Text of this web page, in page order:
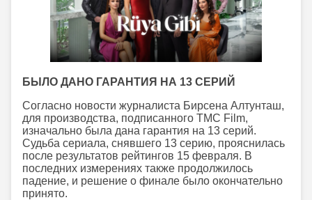
БЫЛО ДАНО ГАРАНТИЯ НА 13 СЕРИЙ
Согласно новости журналиста Бирсена Алтунташ,
для производства, подписанного TMC Film,
изначально была дана гарантия на 13 серий.
Судьба сериала, снявшего 13 серию, прояснилась
после результатов рейтингов 15 февраля. В
последних измерениях также продолжилось
падение, и решение о финале было окончательно
принято.